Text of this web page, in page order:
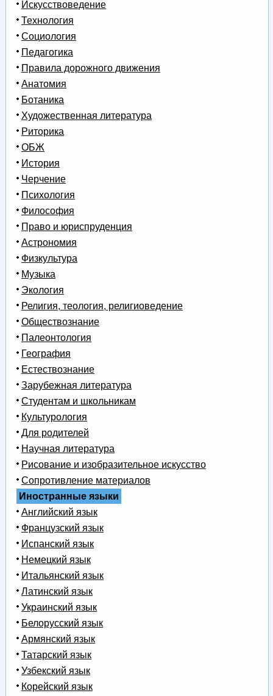
Искусствоведение
Технология
Социология
Педагогика
Правила дорожного движения
Анатомия
Ботаника
Художественная литература
Риторика
ОБЖ
История
Черчение
Психология
Философия
Право и юриспруденция
Астрономия
Физкультура
Музыка
Экология
Религия, теология, религиоведение
Обществознание
Палеонтология
География
Естествознание
Зарубежная литература
Студентам и школьникам
Культурология
Для родителей
Научная литература
Рисование и изобразительное искусство
Сопротивление материалов
Иностранные языки
Английский язык
Французский язык
Испанский язык
Немецкий язык
Итальянский язык
Латинский язык
Украинский язык
Белорусский язык
Армянский язык
Татарский язык
Узбекский язык
Корейский язык